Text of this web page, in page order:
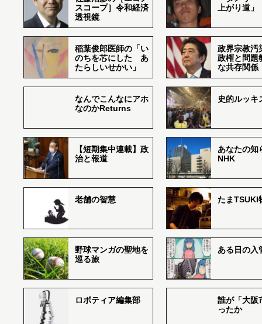
スコープ］令和経済
透視鏡
上がり道」
稲葉俊郎医師の「い
のちを芯にした あ
たらしいせかい」
政界宗教汚
政権と問題
な共存関係
なんでこんなにアホ
なのかReturns
史的ルッキ
【短期集中連載】政
治と報道
あなたの知
NHK
老舗の智慧 たまTSUKI
野球マンガの聖地を
巡る旅
ある日の入
ロボティア編集部
誰が「大阪
ったか